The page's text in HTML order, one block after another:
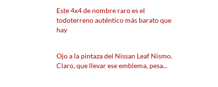
Este 4x4 de nombre raro es el
todoterreno auténtico más barato que
hay
Ojo a la pintaza del Nissan Leaf Nismo.
Claro, que llevar ese emblema, pesa...